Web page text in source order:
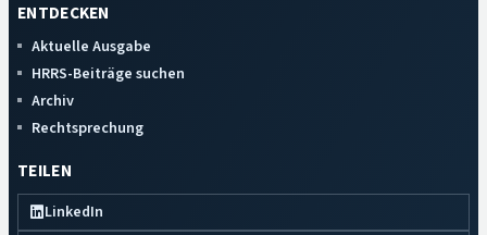
ENTDECKEN
Aktuelle Ausgabe
HRRS-Beiträge suchen
Archiv
Rechtsprechung
TEILEN
LinkedIn